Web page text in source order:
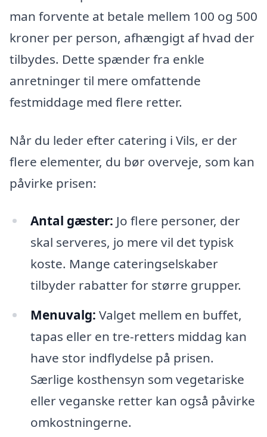
man forvente at betale mellem 100 og 500
kroner per person, afhængigt af hvad der
tilbydes. Dette spænder fra enkle
anretninger til mere omfattende
festmiddage med flere retter.
Når du leder efter catering i Vils, er der
flere elementer, du bør overveje, som kan
påvirke prisen:
Antal gæster: Jo flere personer, der
skal serveres, jo mere vil det typisk
koste. Mange cateringselskaber
tilbyder rabatter for større grupper.
Menuvalg: Valget mellem en buffet,
tapas eller en tre-retters middag kan
have stor indflydelse på prisen.
Særlige kosthensyn som vegetariske
eller veganske retter kan også påvirke
omkostningerne.